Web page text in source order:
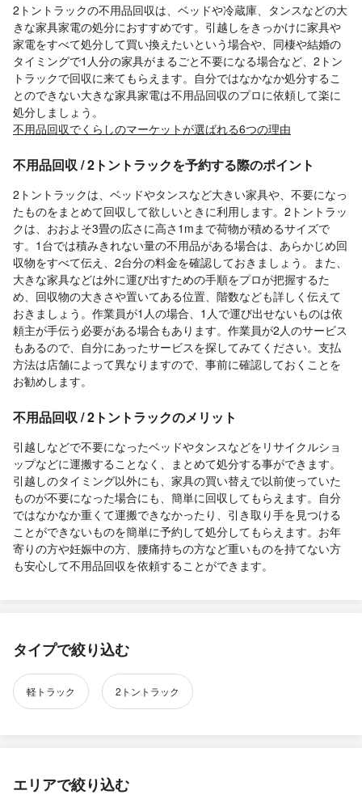
2トントラックの不用品回収は、ベッドや冷蔵庫、タンスなどの大
きな家具家電の処分におすすめです。引越しをきっかけに家具や
家電をすべて処分して買い換えたいという場合や、同棲や結婚の
タイミングで1人分の家具がまるごと不要になる場合など、2トン
トラックで回収に来てもらえます。自分ではなかなか処分するこ
とのできない大きな家具家電は不用品回収のプロに依頼して楽に
処分しましょう。
不用品回収でくらしのマーケットが選ばれる6つの理由
不用品回収 / 2トントラックを予約する際のポイント
2トントラックは、ベッドやタンスなど大きい家具や、不要になっ
たものをまとめて回収して欲しいときに利用します。2トントラッ
クは、おおよそ3畳の広さに高さ1mまで荷物が積めるサイズで
す。1台では積みきれない量の不用品がある場合は、あらかじめ回
収物をすべて伝え、2台分の料金を確認しておきましょう。また、
大きな家具などは外に運び出すための手順をプロが把握するた
め、回収物の大きさや置いてある位置、階数なども詳しく伝えて
おきましょう。作業員が1人の場合、1人で運び出せないものは依
頼主が手伝う必要がある場合もあります。作業員が2人のサービス
もあるので、自分にあったサービスを探してみてください。支払
方法は店舗によって異なりますので、事前に確認しておくことを
お勧めします。
不用品回収 / 2トントラックのメリット
引越しなどで不要になったベッドやタンスなどをリサイクルショ
ップなどに運搬することなく、まとめて処分する事ができます。
引越しのタイミング以外にも、家具の買い替えで以前使っていた
ものが不要になった場合にも、簡単に回収してもらえます。自分
ではなかなか重くて運搬できなかったり、引き取り手を見つける
ことができないものを簡単に予約して処分してもらえます。お年
寄りの方や妊娠中の方、腰痛持ちの方など重いものを持てない方
も安心して不用品回収を依頼することができます。
タイプで絞り込む
軽トラック 2トントラック
エリアで絞り込む